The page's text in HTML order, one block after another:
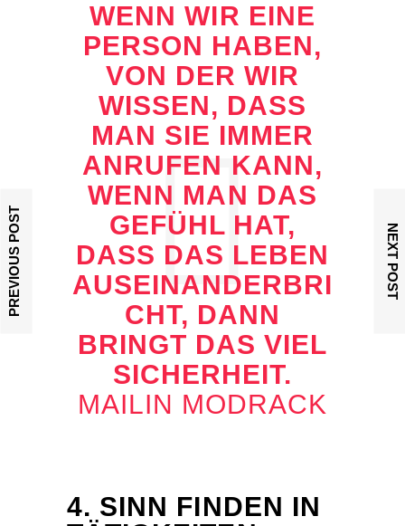
WENN WIR EINE
PERSON HABEN,
VON DER WIR
WISSEN, DASS
MAN SIE IMMER
ANRUFEN KANN,
WENN MAN DAS
GEFÜHL HAT,
DASS DAS LEBEN
AUSEINANDERBRI
CHT, DANN
BRINGT DAS VIEL
SICHERHEIT.
MAILIN MODRACK
4. SINN FINDEN IN
PREVIOUS POST NEXT POST